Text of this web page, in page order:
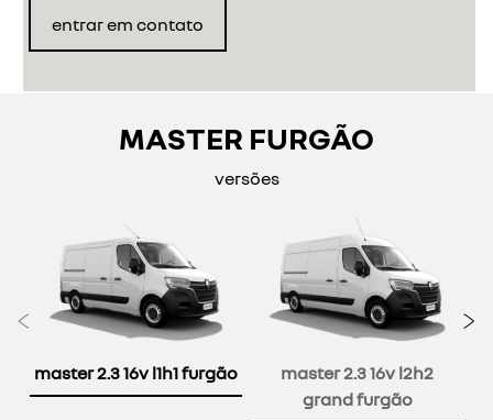
entrar em contato
MASTER FURGÃO
versões
master 2.3 16v l1h1 furgão
master 2.3 16v l2h2
grand furgão
Anterior